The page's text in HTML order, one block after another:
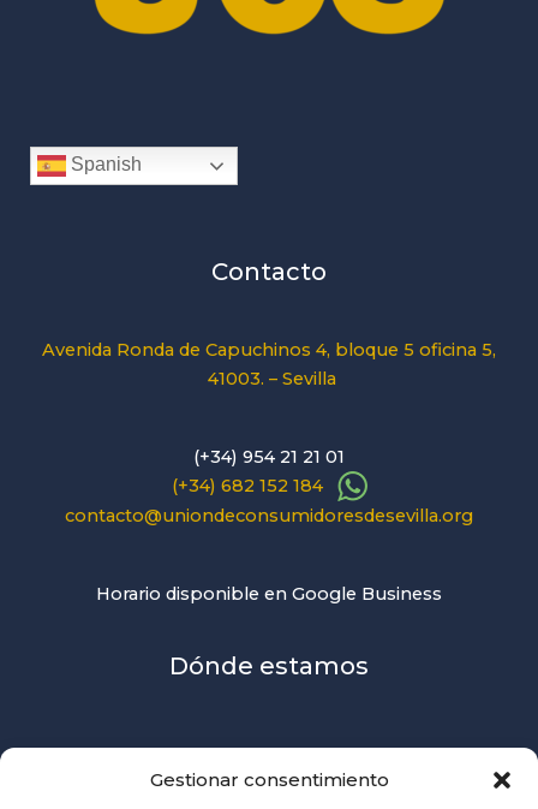
Gestionar consentimiento
Spanish
Contacto
Avenida Ronda de Capuchinos 4, bloque 5 oficina 5,
41003. – Sevilla
(+34) 954 21 21 01
(+34) 682 152 184
contacto@uniondeconsumidoresdesevilla.org
Horario disponible en Google Business
Dónde estamos